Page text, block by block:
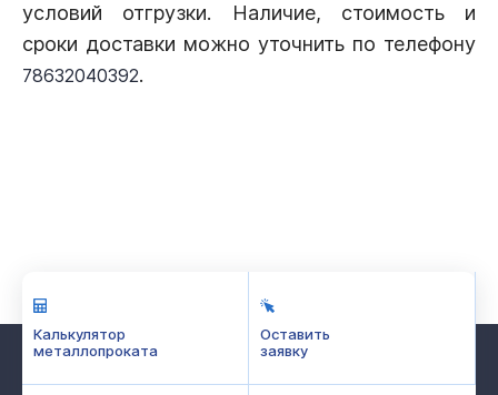
условий отгрузки. Наличие, стоимость и
сроки доставки можно уточнить по телефону
78632040392.
Калькулятор
металлопроката
Оставить
заявку